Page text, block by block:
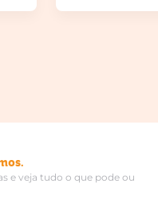
e veja tudo o que pode ou